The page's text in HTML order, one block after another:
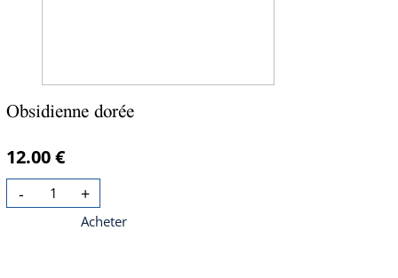
Obsidienne dorée
12.00 €
- +
Acheter